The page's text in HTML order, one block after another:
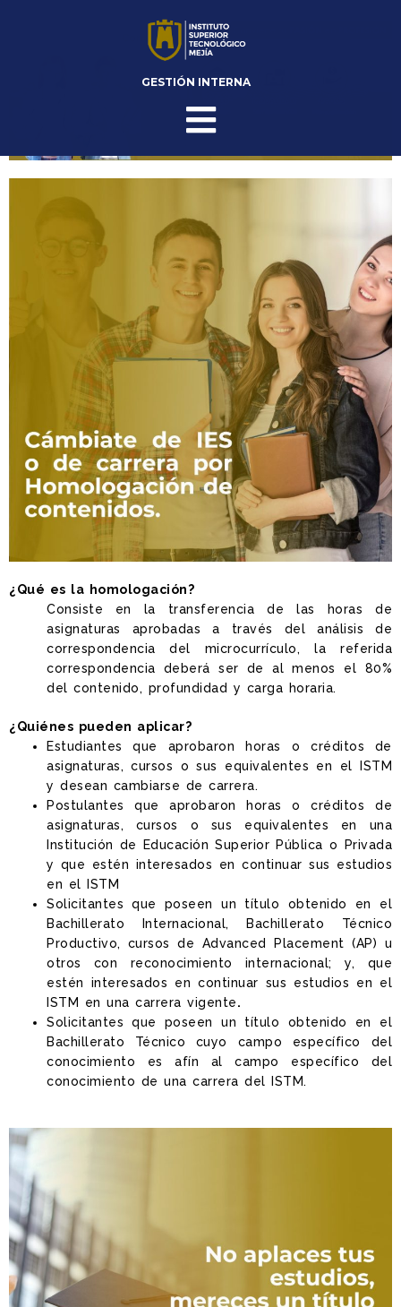
GESTIÓN INTERNA
¿Qué es la homologación?
Consiste en la transferencia de las horas de
asignaturas aprobadas a través del análisis de
correspondencia del microcurrículo, la referida
correspondencia deberá ser de al menos el 80%
del contenido, profundidad y carga horaria.
¿Quiénes pueden aplicar?
Estudiantes que aprobaron horas o créditos de
asignaturas, cursos o sus equivalentes en el ISTM
y desean cambiarse de carrera.
Postulantes que aprobaron horas o créditos de
asignaturas, cursos o sus equivalentes en una
Institución de Educación Superior Pública o Privada
y que estén interesados en continuar sus estudios
en el ISTM
Solicitantes que poseen un título obtenido en el
Bachillerato Internacional, Bachillerato Técnico
Productivo, cursos de Advanced Placement (AP) u
otros con reconocimiento internacional; y, que
estén interesados en continuar sus estudios en el
ISTM en una carrera vigente.
Solicitantes que poseen un título obtenido en el
Bachillerato Técnico cuyo campo específico del
conocimiento es afín al campo específico del
conocimiento de una carrera del ISTM.